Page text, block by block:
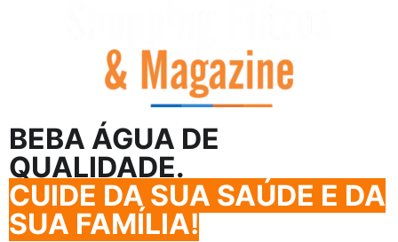
BEBA ÁGUA DE
QUALIDADE.
CUIDE DA SUA SAÚDE E DA
SUA FAMÍLIA!